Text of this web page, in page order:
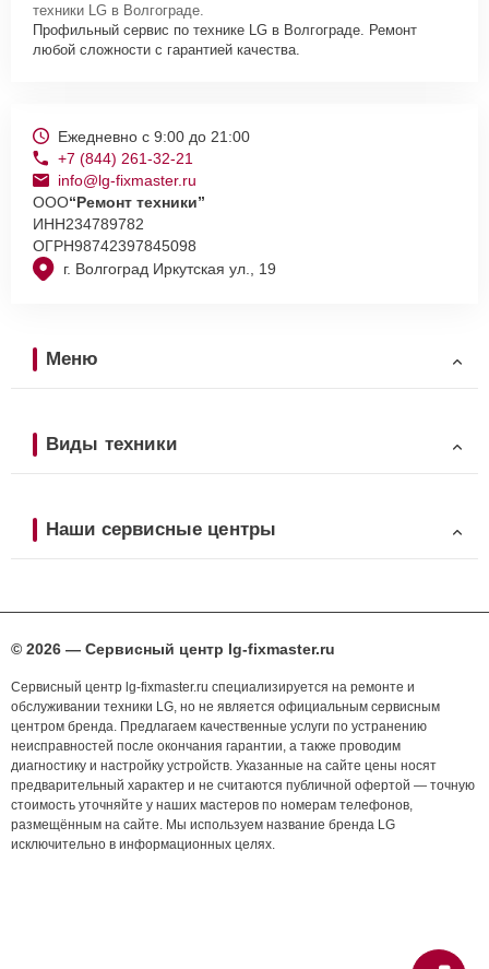
техники LG в Волгограде.
Профильный сервис по технике LG в Волгограде. Ремонт
любой сложности с гарантией качества.
г. Волгоград Иркутская ул., 19
Ежедневно с 9:00 до 21:00
+7 (844) 261-32-21
info@lg-fixmaster.ru
ООО“Ремонт техники”
ИНН234789782
ОГРН98742397845098
Меню
Виды техники
Наши сервисные центры
© 2026 — Сервисный центр lg-fixmaster.ru
Сервисный центр lg-fixmaster.ru специализируется на ремонте и
обслуживании техники LG, но не является официальным сервисным
центром бренда. Предлагаем качественные услуги по устранению
неисправностей после окончания гарантии, а также проводим
диагностику и настройку устройств. Указанные на сайте цены носят
предварительный характер и не считаются публичной офертой — точную
стоимость уточняйте у наших мастеров по номерам телефонов,
размещённым на сайте. Мы используем название бренда LG
исключительно в информационных целях.